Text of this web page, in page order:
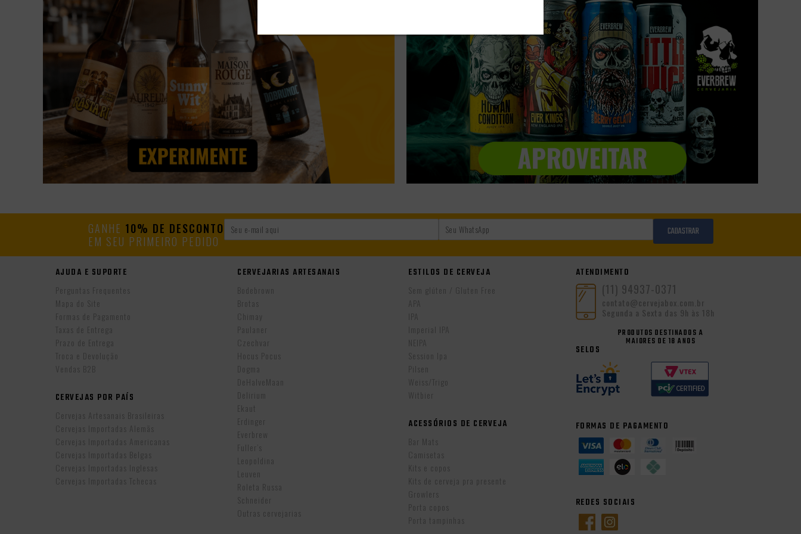
GANHE 10% DE DESCONTO
EM SEU PRIMEIRO PEDIDO
CADASTRAR
AJUDA E SUPORTE
Perguntas Frequentes
Mapa do Site
Formas de Pagamento
Taxas de Entrega
Prazo de Entrega
Troca e Devolução
Vendas B2B
CERVEJAS POR PAÍS
Cervejas Artesanais Brasileiras
Cervejas Importadas Alemãs
Cervejas Importadas Americanas
Cervejas Importadas Belgas
Cervejas Importadas Inglesas
Cervejas Importadas Tchecas
CERVEJARIAS ARTESANAIS
Bodebrown
Brotas
Chimay
Paulaner
Czechvar
Hocus Pocus
Dogma
DeHalveMaan
Delirium
Ekaut
Erdinger
Everbrew
Fuller’s
Leopoldina
Leuven
Roleta Russa
Schneider
Outras cervejarias
ESTILOS DE CERVEJA
Sem glúten / Gluten Free
APA
IPA
Imperial IPA
NEIPA
Session Ipa
Pilsen
Weiss/Trigo
Witbier
ACESSÓRIOS DE CERVEJA
Bar Mats
Camisetas
Kits e copos
Kits de cerveja pra presente
Growlers
Porta copos
Porta tampinhas
ATENDIMENTO
(11) 94937-0371
contato@cervejabox.com.br
Segunda a Sexta das 9h às 18h
PRODUTOS DESTINADOS A
MAIORES DE 18 ANOS
SELOS
FORMAS DE PAGAMENTO
REDES SOCIAIS